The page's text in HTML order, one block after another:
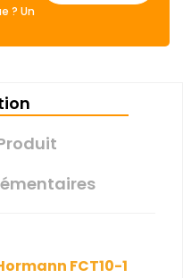
? Un
FCT10-1